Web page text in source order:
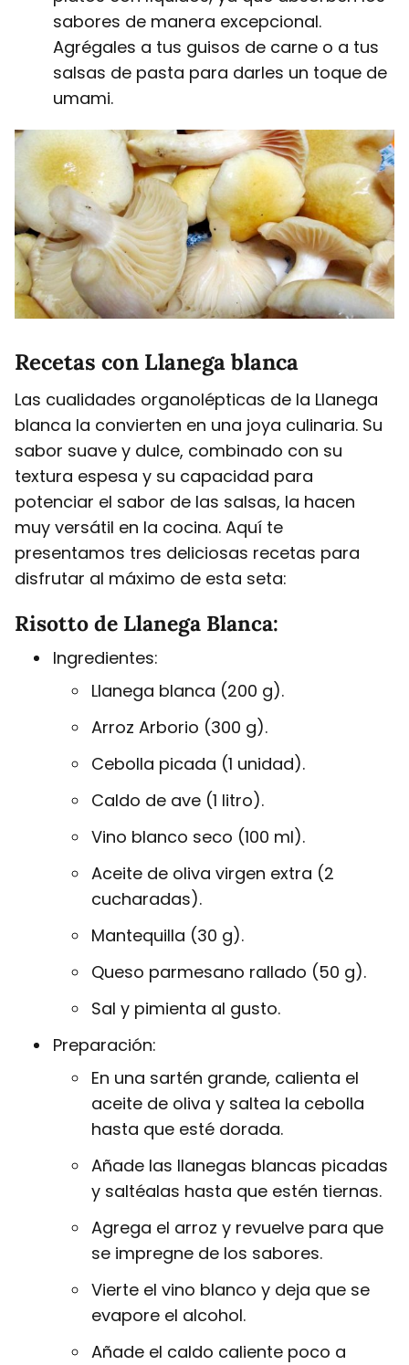
sabores de manera excepcional.
Agrégales a tus guisos de carne o a tus
salsas de pasta para darles un toque de
umami.
Recetas con Llanega blanca
Las cualidades organolépticas de la Llanega
blanca la convierten en una joya culinaria. Su
sabor suave y dulce, combinado con su
textura espesa y su capacidad para
potenciar el sabor de las salsas, la hacen
muy versátil en la cocina. Aquí te
presentamos tres deliciosas recetas para
disfrutar al máximo de esta seta:
Risotto de Llanega Blanca:
Ingredientes:
Llanega blanca (200 g).
Arroz Arborio (300 g).
Cebolla picada (1 unidad).
Caldo de ave (1 litro).
Vino blanco seco (100 ml).
Aceite de oliva virgen extra (2
cucharadas).
Mantequilla (30 g).
Queso parmesano rallado (50 g).
Sal y pimienta al gusto.
Preparación:
En una sartén grande, calienta el
aceite de oliva y saltea la cebolla
hasta que esté dorada.
Añade las llanegas blancas picadas
y saltéalas hasta que estén tiernas.
Agrega el arroz y revuelve para que
se impregne de los sabores.
Vierte el vino blanco y deja que se
evapore el alcohol.
Añade el caldo caliente poco a